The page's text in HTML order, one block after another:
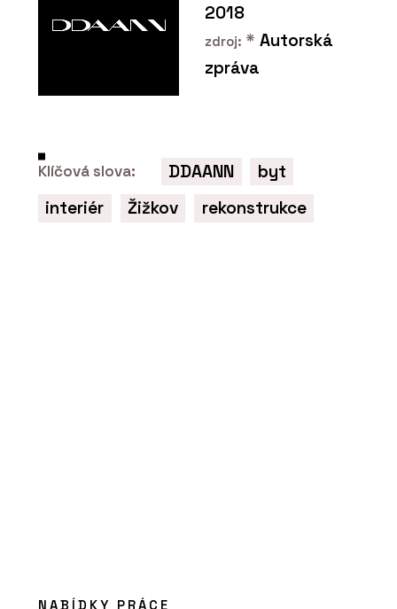
SLUŽBY
2018
zdroj: * Autorská
zpráva
Klíčová slova: DDAANN
byt
interiér
Žižkov rekonstrukce
NABÍDKY PRÁCE